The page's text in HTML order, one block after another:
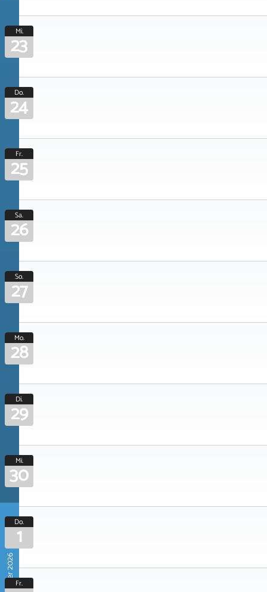
Mi.
23
Do.
24
Fr.
25
Sa.
26
So.
27
Mo.
28
Di.
29
Mi.
30
Oktober 2026
Do.
1
Fr.